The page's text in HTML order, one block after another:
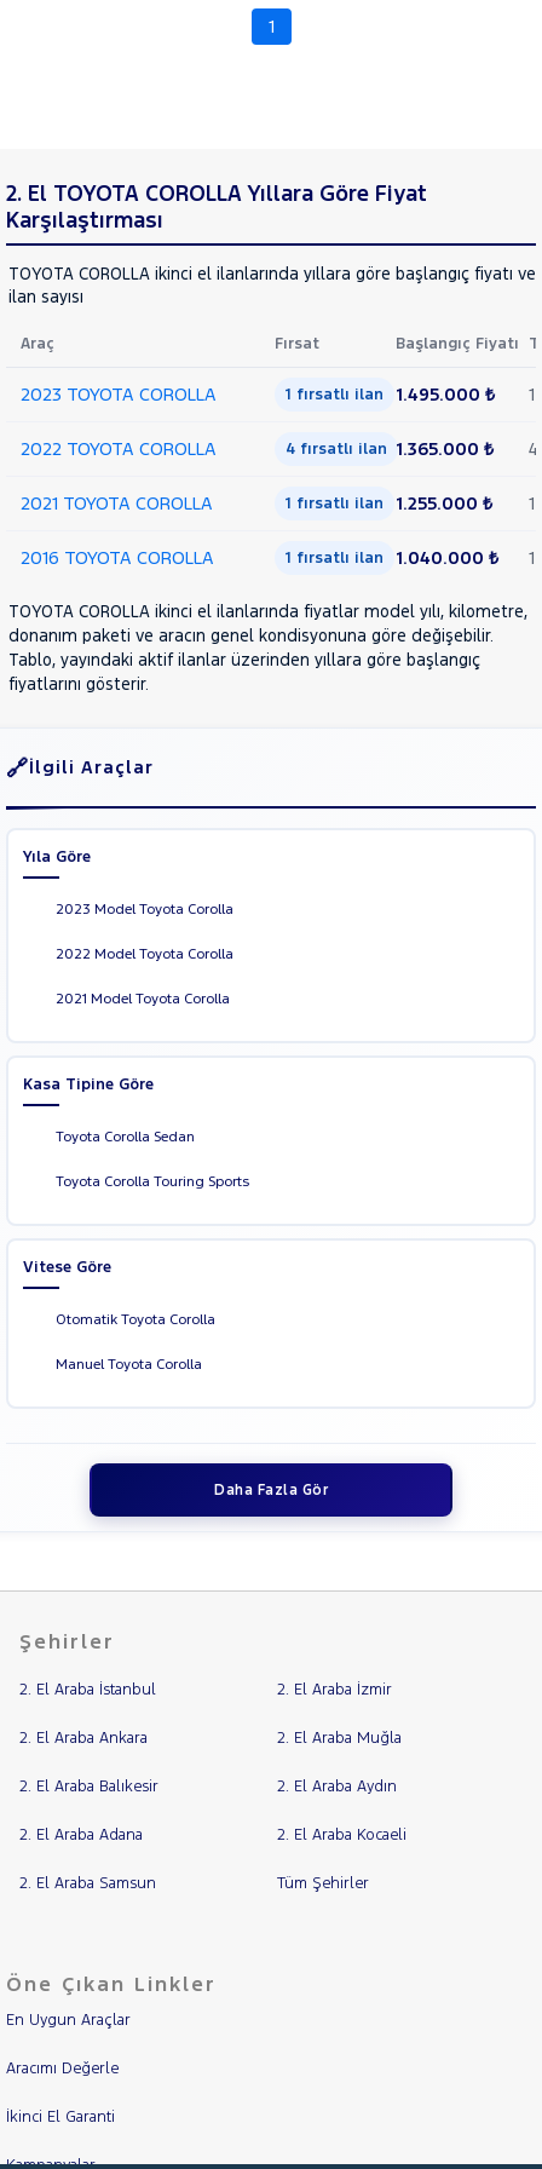
MULTIDRIVE
1.6
1.8
HYBRID
DREAM
HILUX
CITY
RAV
4
YARIS
VOLKSWAGEN
1
2. El TOYOTA COROLLA Yıllara Göre Fiyat
Karşılaştırması
TOYOTA COROLLA ikinci el ilanlarında yıllara göre başlangıç fiyatı
ilan sayısı
Araç Fırsat Başlangıç Fiyatı
2023 TOYOTA COROLLA 1 fırsatlı ilan 1.495.000 ₺ 1
2022 TOYOTA COROLLA 4 fırsatlı ilan 1.365.000 ₺ 4
2021 TOYOTA COROLLA 1 fırsatlı ilan 1.255.000 ₺ 1
2016 TOYOTA COROLLA 1 fırsatlı ilan 1.040.000 ₺ 1
TOYOTA COROLLA ikinci el ilanlarında fiyatlar model yılı, kilometre,
donanım paketi ve aracın genel kondisyonuna göre değişebilir.
Tablo, yayındaki aktif ilanlar üzerinden yıllara göre başlangıç
fiyatlarını gösterir.
İlgili Araçlar
Yıla Göre
2023 Model Toyota Corolla
2022 Model Toyota Corolla
2021 Model Toyota Corolla
Kasa Tipine Göre
Toyota Corolla Sedan
Toyota Corolla Touring Sports
Vitese Göre
Otomatik Toyota Corolla
Manuel Toyota Corolla
Daha Fazla Gör
Şehirler
2. El Araba İstanbul 2. El Araba İzmir
2. El Araba Ankara 2. El Araba Muğla
2. El Araba Balıkesir 2. El Araba Aydın
2. El Araba Adana 2. El Araba Kocaeli
2. El Araba Samsun Tüm Şehirler
Öne Çıkan Linkler
En Uygun Araçlar
Aracımı Değerle
İkinci El Garanti